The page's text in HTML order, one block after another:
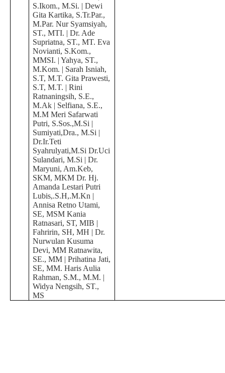
S.Ikom., M.Si. | Dewi
Gita Kartika, S.Tr.Par.,
M.Par. Nur Syamsiyah,
ST., MTI. | Dr. Ade
Supriatna, ST., MT. Eva
Novianti, S.Kom.,
MMSI. | Yahya, ST.,
M.Kom. | Sarah Isniah,
S.T, M.T. Gita Prawesti,
S.T, M.T. | Rini
Ratnaningsih, S.E.,
M.Ak | Selfiana, S.E.,
M.M Meri Safarwati
Putri, S.Sos.,M.Si |
Sumiyati,Dra., M.Si |
Dr.Ir.Teti
Syahrulyati,M.Si Dr.Uci
Sulandari, M.Si | Dr.
Maryuni, Am.Keb,
SKM, MKM Dr. Hj.
Amanda Lestari Putri
Lubis,.S.H,.M.Kn |
Annisa Retno Utami,
SE, MSM Kania
Ratnasari, ST, MIB |
Fahririn, SH, MH | Dr.
Nurwulan Kusuma
Devi, MM Ratnawita,
SE., MM | Prihatina Jati,
SE, MM. Haris Aulia
Rahman, S.M., M.M. |
Widya Nengsih, ST.,
MS